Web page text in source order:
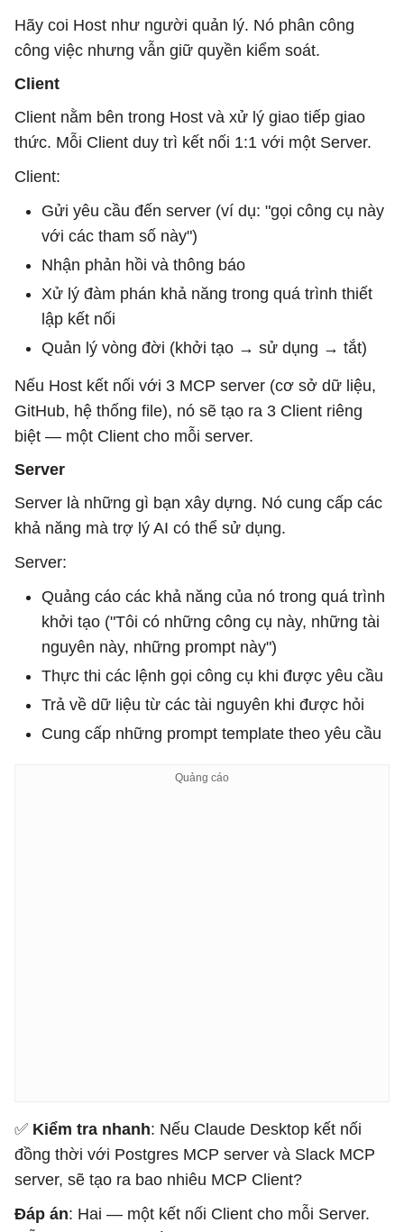
Hãy coi Host như người quản lý. Nó phân công
công việc nhưng vẫn giữ quyền kiểm soát.
Client
Client nằm bên trong Host và xử lý giao tiếp giao
thức. Mỗi Client duy trì kết nối 1:1 với một Server.
Client:
Gửi yêu cầu đến server (ví dụ: "gọi công cụ này
với các tham số này")
Nhận phản hồi và thông báo
Xử lý đàm phán khả năng trong quá trình thiết
lập kết nối
Quản lý vòng đời (khởi tạo → sử dụng → tắt)
Nếu Host kết nối với 3 MCP server (cơ sở dữ liệu,
GitHub, hệ thống file), nó sẽ tạo ra 3 Client riêng
biệt — một Client cho mỗi server.
Server
Server là những gì bạn xây dựng. Nó cung cấp các
khả năng mà trợ lý AI có thể sử dụng.
Server:
Quảng cáo các khả năng của nó trong quá trình
khởi tạo ("Tôi có những công cụ này, những tài
nguyên này, những prompt này")
Thực thi các lệnh gọi công cụ khi được yêu cầu
Trả về dữ liệu từ các tài nguyên khi được hỏi
Cung cấp những prompt template theo yêu cầu
✅ Kiểm tra nhanh: Nếu Claude Desktop kết nối
đồng thời với Postgres MCP server và Slack MCP
server, sẽ tạo ra bao nhiêu MCP Client?
Đáp án: Hai — một kết nối Client cho mỗi Server.